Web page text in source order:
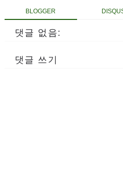
BLOGGER
댓글 없음:
댓글 쓰기